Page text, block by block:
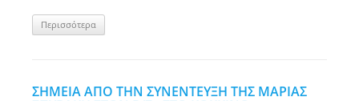
Περισσότερα
ΣΗΜΕΙΑ ΑΠΟ ΤΗΝ ΣΥΝΕΝΤΕΥΞΗ ΤΗΣ ΜΑΡΙΑΣ